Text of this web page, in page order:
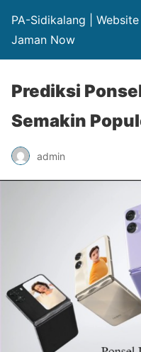
PA-Sidikalang |
Jaman Now
Prediksi
Semakin
admin